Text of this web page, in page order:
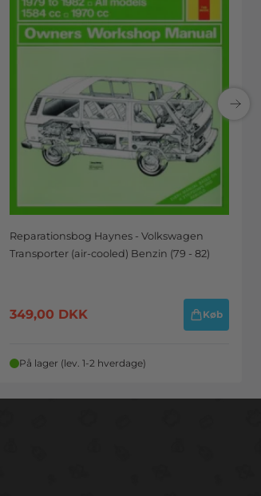
Reparationsbog Haynes - Volkswagen
Transporter (air-cooled) Benzin (79 - 82)
349,00 DKK Køb
På lager (lev. 1-2 hverdage)